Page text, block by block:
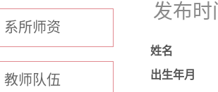
系所师资
教师队伍
发布
姓名
出生年月